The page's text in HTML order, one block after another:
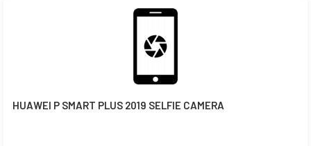
HUAWEI P SMART PLUS 2019 SELFIE CAMERA